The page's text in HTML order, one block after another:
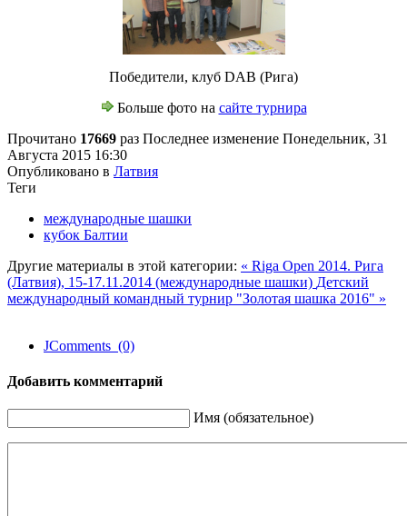
Победители, клуб DAB (Рига)
Больше фото на сайте турнира
Прочитано 17669 раз Последнее изменение Понедельник, 31
Августа 2015 16:30
Опубликовано в Латвия
Теги
международные шашки
кубок Балтии
Другие материалы в этой категории: « Riga Open 2014. Рига
(Латвия), 15-17.11.2014 (международные шашки) Детский
международный командный турнир "Золотая шашка 2016" »
JComments (0)
Добавить комментарий
Имя (обязательное)